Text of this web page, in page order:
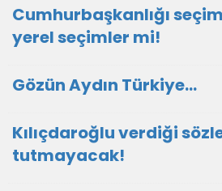
Cumhurbaşkanlığı
yerel seçimler mi!
Gözün Aydın Türkiye…
Kılıçdaroğlu verdiği
tutmayacak!